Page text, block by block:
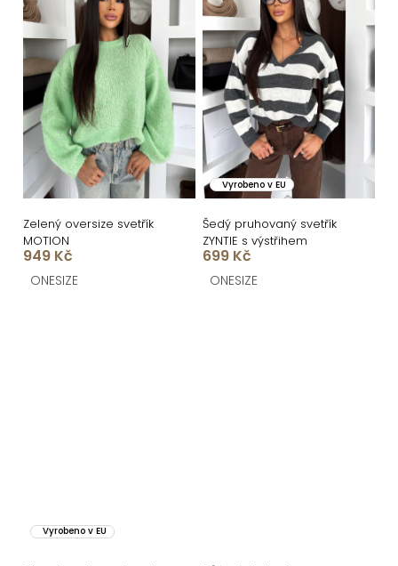
Zelený oversize svetřík
MOTION
949 Kč
ONESIZE
Vyrobeno v EU
Šedý pruhovaný svetřík
ZYNTIE s výstřihem
699 Kč
ONESIZE
Vyrobeno v EU